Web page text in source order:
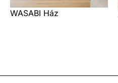
WASABI Ház